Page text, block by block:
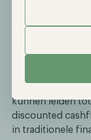
Daarmee zou
geheel nieuw
stichtingen en
kunnen het gaan
kunnen leiden
discounted
in traditionele